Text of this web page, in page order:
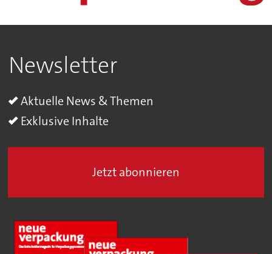
Newsletter
Aktuelle News & Themen
Exklusive Inhalte
Jetzt abonnieren